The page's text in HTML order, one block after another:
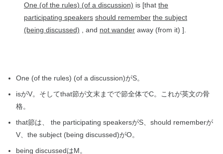
One (of the rules) (of a discussion) is [that the
participating speakers should remember the subject
(being discussed) , and not wander away (from it) ].
One (of the rules) (of a discussion)がS。
isがV。そしてthat節が文末までで節全体でC。
これが英文の骨
格。
that節は、 the participating speakersがS、should rememberが
V、the subject (being discussed)がO。
being discussedはM。